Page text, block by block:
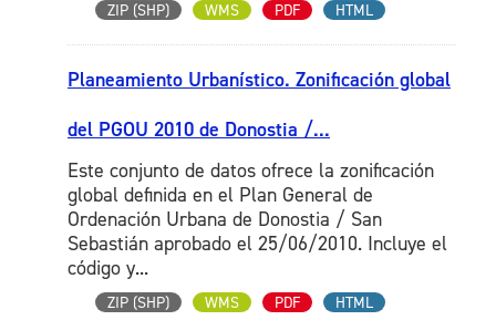
ZIP (SHP) WMS PDF HTML
Planeamiento Urbanístico. Zonificación global
del PGOU 2010 de Donostia /...
Este conjunto de datos ofrece la zonificación
global definida en el Plan General de
Ordenación Urbana de Donostia / San
Sebastián aprobado el 25/06/2010. Incluye el
código y...
ZIP (SHP) WMS PDF HTML